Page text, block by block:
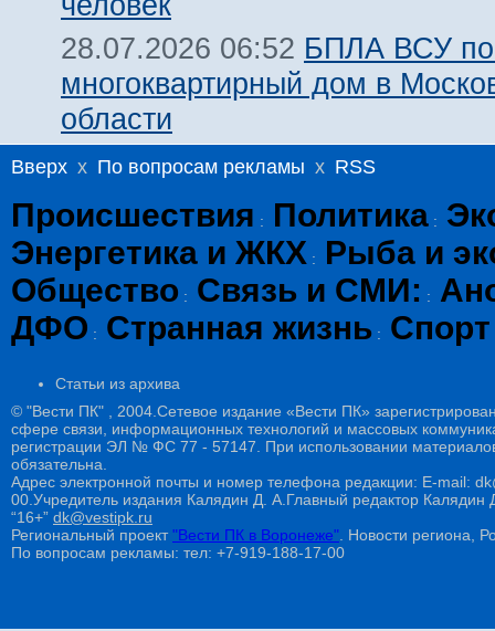
28.07.2026 06:52 БПЛА ВСУ
многоквартирный дом в
области
Вверх x По вопросам рекламы x RSS
Происшествия : Политика :
Энергетика и ЖКХ :
Рыба и
Общество : Связь и СМИ: :
ДФО : Странная жизнь : Спорт
Статьи из архива
© "Вести ПК" , 2004.Сетевое издание «Вести ПК»
сфере связи, информационных технологий и массовых
регистрации ЭЛ № ФС 77 - 57147. При использовании
обязательна.
Адрес электронной почты и номер телефона редакции: E-mail:
00.Учредитель издания Калядин Д. А.Главный редактор
“16+” dk@vestipk.ru
Региональный проект"Вести ПК в Воронеже" . Новости региона,
По вопросам рекламы: тел: +7-919-188-17-00